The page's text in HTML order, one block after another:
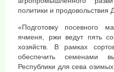
политики и
«Подготовку посевного
ячменя, ржи ведут пять
хозяйств. В рамках
обеспечить семенами
Республики для сева